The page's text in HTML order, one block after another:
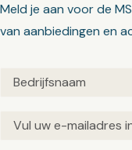
Meld je aan voor de
van aanbiedingen en
Untitled(Vereist)
Email(Vereist)